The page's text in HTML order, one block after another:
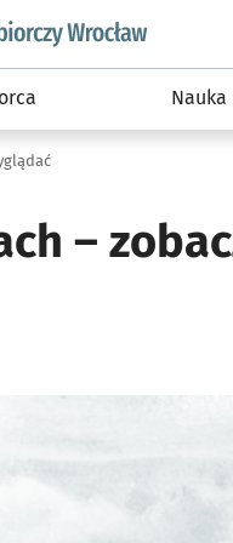
podserwis:
Nauka
–